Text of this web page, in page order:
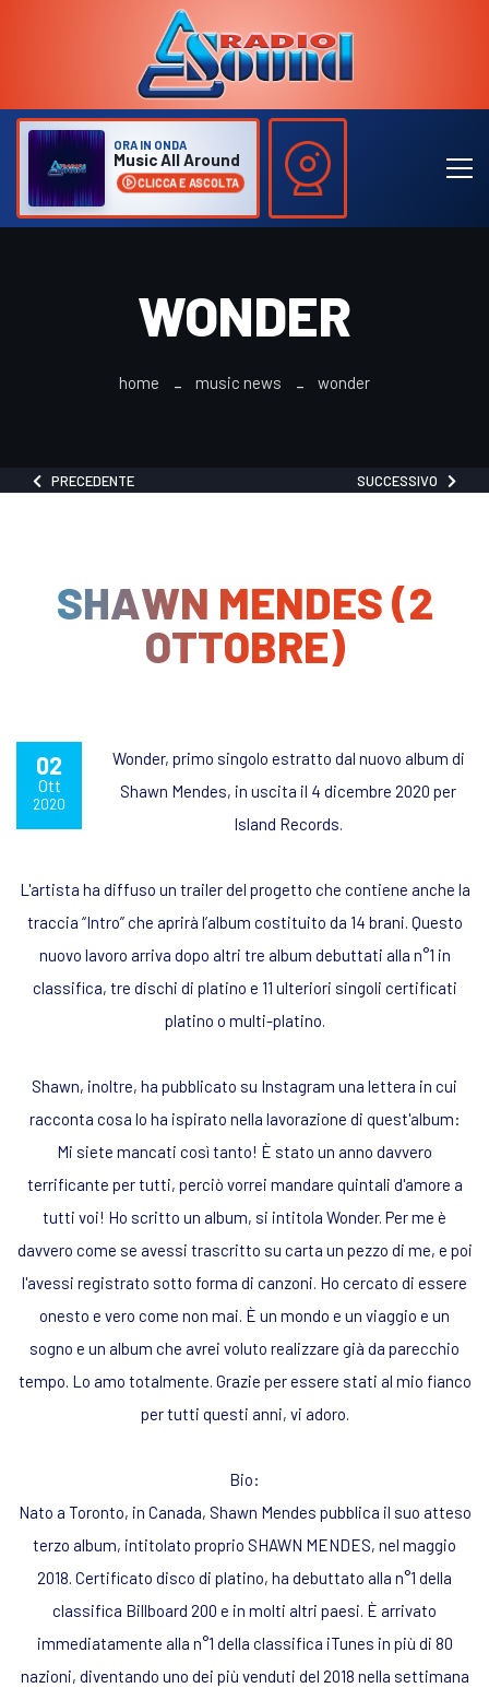
ORA IN ONDA
Music All Around
CLICCA E ASCOLTA
WONDER
home music news wonder
PRECEDENTE SUCCESSIVO
SHAWN MENDES (2
OTTOBRE)
02
Ott
2020
Wonder, primo singolo estratto dal nuovo album di
Shawn Mendes, in uscita il 4 dicembre 2020 per
Island Records.
L'artista ha diffuso un trailer del progetto che contiene anche la
traccia “Intro” che aprirà l’album costituito da 14 brani. Questo
nuovo lavoro arriva dopo altri tre album debuttati alla n°1 in
classifica, tre dischi di platino e 11 ulteriori singoli certificati
platino o multi-platino.
Shawn, inoltre, ha pubblicato su Instagram una lettera in cui
racconta cosa lo ha ispirato nella lavorazione di quest'album:
Mi siete mancati così tanto! È stato un anno davvero
terrificante per tutti, perciò vorrei mandare quintali d'amore a
tutti voi! Ho scritto un album, si intitola Wonder. Per me è
davvero come se avessi trascritto su carta un pezzo di me, e poi
l'avessi registrato sotto forma di canzoni. Ho cercato di essere
onesto e vero come non mai. È un mondo e un viaggio e un
sogno e un album che avrei voluto realizzare già da parecchio
tempo. Lo amo totalmente. Grazie per essere stati al mio fianco
per tutti questi anni, vi adoro.
Bio:
Nato a Toronto, in Canada, Shawn Mendes pubblica il suo atteso
terzo album, intitolato proprio SHAWN MENDES, nel maggio
2018. Certificato disco di platino, ha debuttato alla n°1 della
classifica Billboard 200 e in molti altri paesi. È arrivato
immediatamente alla n°1 della classifica iTunes in più di 80
nazioni, diventando uno dei più venduti del 2018 nella settimana